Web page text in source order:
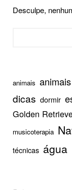
Desculpe,
animais
dicas dormir
Golden
musicoterapia
técnicas água